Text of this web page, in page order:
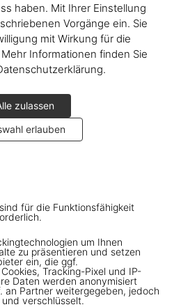
haben. Mit Ihrer Einstellung
Vorgänge ein. Sie
mit Wirkung für die
Informationen finden Sie
zulassen
erlauben
für die Funktionsfähigkeit
um Ihnen
zu präsentieren und setzen
ein, die ggf.
Tracking-Pixel und IP-
Daten werden anonymisiert
an Partner weitergegeben, jedoch
verschlüsselt.
Bruce Springsteen &
Art Edition No. 1–100
Portrait, 1978’